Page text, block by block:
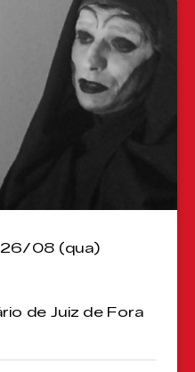
08 (qua)
de Juiz de Fora